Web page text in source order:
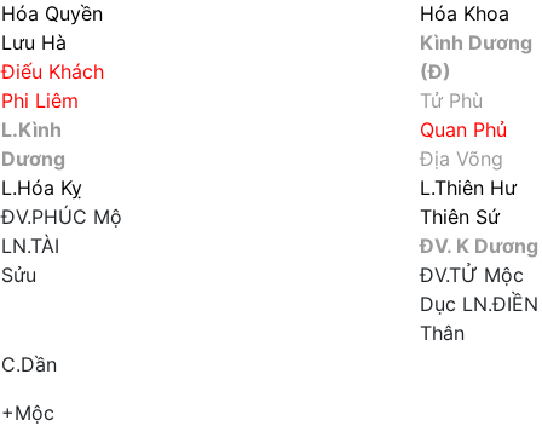
Hóa Quyền
Lưu Hà
Điếu Khách
Phi Liêm
L.Kình
Dương
L.Hóa Kỵ
ĐV.PHÚC Mộ
LN.TÀI
Sửu
Hóa Khoa
Kình Dương
(Đ)
Tử Phù
Quan Phủ
Địa Võng
L.Thiên Hư
Thiên Sứ
ĐV. K Dương
ĐV.TỬ Mộc
Dục LN.ĐIỀN
Thân
C.Dần
+Mộc